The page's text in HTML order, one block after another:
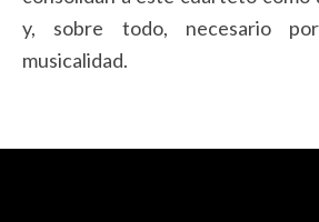
y, sobre todo, necesario
musicalidad.